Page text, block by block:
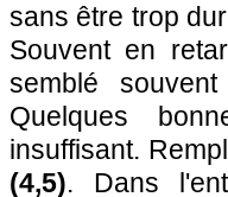
sans être trop
Souvent en
semblé
Quelques
insuffisant.
(4,5). Dans